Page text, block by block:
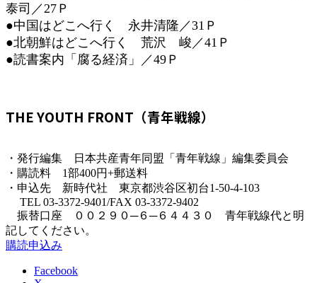
泰司／27Ｐ
●中国はどこへ行く 永井清隆／31Ｐ
●北朝鮮はどこへ行く 荒沢 峻／41Ｐ
●読書案内「腐る経済」／49Ｐ
THE YOUTH FRONT（青年戦線）
・発行編集 日本共産青年同盟「青年戦線」編集委員会
・購読料 1部400円+郵送料
・申込先 新時代社 東京都渋谷区初台1-50-4-103
TEL 03-3372-9401/FAX 03-3372-9402
振替口座 ００２９０─６─６４４３０ 青年戦線代と明
記してください。
購読申込み
Facebook